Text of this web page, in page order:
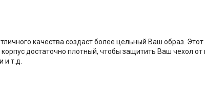
качества создаст более цельный Ваш образ.
достаточно плотный, чтобы защитить Ваш чехол
и т.д.